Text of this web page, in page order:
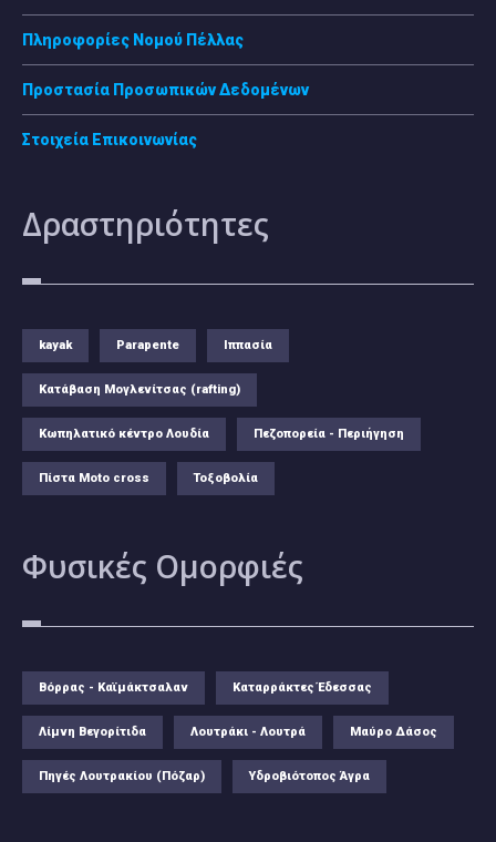
Πληροφορίες Νομού Πέλλας
Προστασία Προσωπικών Δεδομένων
Στοιχεία Επικοινωνίας
Δραστηριότητες
kayak Parapente Ιππασία
Κατάβαση Μογλενίτσας (rafting)
Κωπηλατικό κέντρο Λουδία Πεζοπορεία - Περιήγηση
Πίστα Moto cross Τοξοβολία
Φυσικές Ομορφιές
Βόρρας - Καϊμάκτσαλαν Καταρράκτες Έδεσσας
Λίμνη Βεγορίτιδα Λουτράκι - Λουτρά Μαύρο Δάσος
Πηγές Λουτρακίου (Πόζαρ) Υδροβιότοπος Άγρα